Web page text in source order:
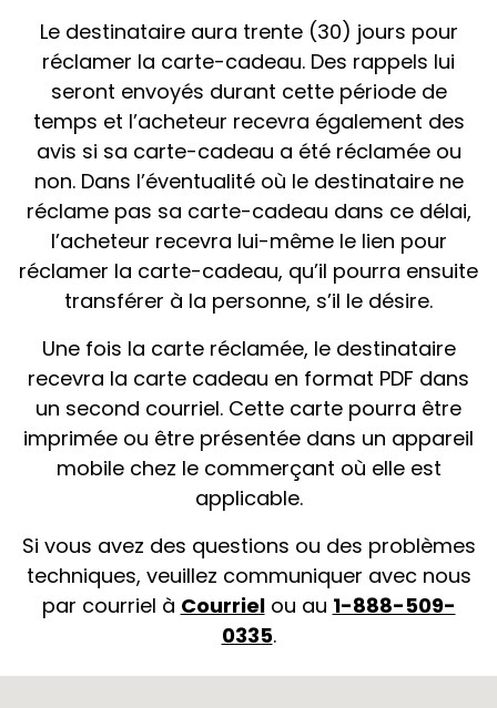
Le destinataire aura trente (30) jours pour
réclamer la carte-cadeau. Des rappels lui
seront envoyés durant cette période de
temps et l’acheteur recevra également des
avis si sa carte-cadeau a été réclamée ou
non. Dans l’éventualité où le destinataire ne
réclame pas sa carte-cadeau dans ce délai,
l’acheteur recevra lui-même le lien pour
réclamer la carte-cadeau, qu’il pourra ensuite
transférer à la personne, s’il le désire.
Une fois la carte réclamée, le destinataire
recevra la carte cadeau en format PDF dans
un second courriel. Cette carte pourra être
imprimée ou être présentée dans un appareil
mobile chez le commerçant où elle est
applicable.
Si vous avez des questions ou des problèmes
techniques, veuillez communiquer avec nous
par courriel à Courrielou au 1-888-509-
0335.